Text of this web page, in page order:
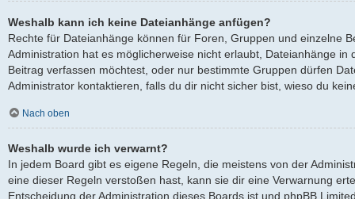
Weshalb kann ich keine Dateianhänge anfügen?
Rechte für Dateianhänge können für Foren, Gruppen und einzelne
Administration hat es möglicherweise nicht erlaubt, Dateianhänge
Beitrag verfassen möchtest, oder nur bestimmte Gruppen dürfen
Administrator kontaktieren, falls du dir nicht sicher bist, wieso du
Nach oben
Weshalb wurde ich verwarnt?
In jedem Board gibt es eigene Regeln, die meistens von der
eine dieser Regeln verstoßen hast, kann sie dir eine Verwarnung
Entscheidung der Administration dieses Boards ist und phpBB